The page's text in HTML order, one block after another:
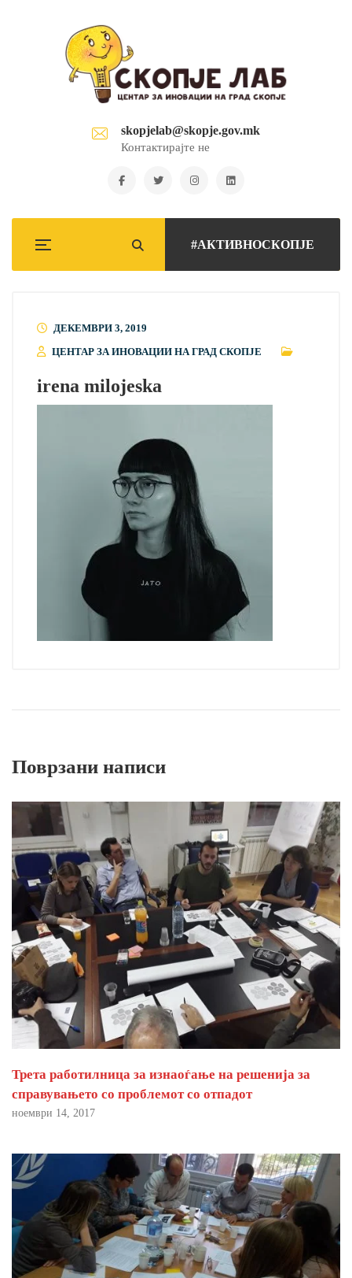
skopjelab@skopje.gov.mk
Контактирајте не
#АКТИВНОСКОПЈЕ
ДЕКЕМВРИ 3, 2019
ЦЕНТАР ЗА ИНОВАЦИИ НА ГРАД СКОПЈЕ
irena milojeska
Поврзани написи
Трета работилница за изнаоѓање на решенија за
справувањето со проблемот со отпадот
ноември 14, 2017